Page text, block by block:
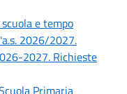
e tempo
2026/2027.
2027. Richieste
Primaria